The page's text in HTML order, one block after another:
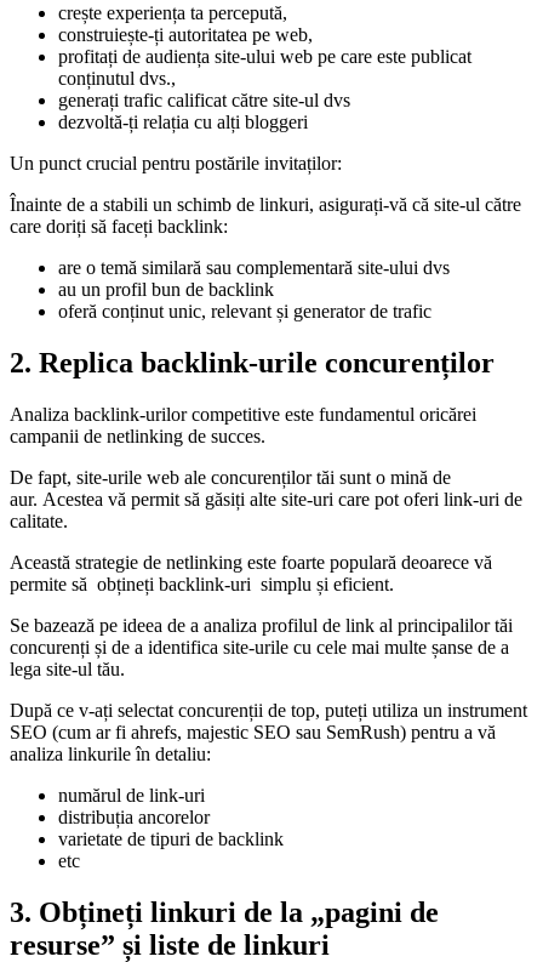
crește experiența ta percepută,
construiește-ți autoritatea pe web,
profitați de audiența site-ului web pe care este publicat
conținutul dvs.,
generați trafic calificat către site-ul dvs
dezvoltă-ți relația cu alți bloggeri
Un punct crucial pentru postările invitaților:
Înainte de a stabili un schimb de linkuri, asigurați-vă că site-ul către
care doriți să faceți backlink:
are o temă similară sau complementară site-ului dvs
au un profil bun de backlink
oferă conținut unic, relevant și generator de trafic
2. Replica backlink-urile concurenților
Analiza backlink-urilor competitive este fundamentul oricărei
campanii de netlinking de succes.
De fapt, site-urile web ale concurenților tăi sunt o mină de
aur. Acestea vă permit să găsiți alte site-uri care pot oferi link-uri de
calitate.
Această strategie de netlinking este foarte populară deoarece vă
permite să obțineți backlink-uri simplu și eficient.
Se bazează pe ideea de a analiza profilul de link al principalilor tăi
concurenți și de a identifica site-urile cu cele mai multe șanse de a
lega site-ul tău.
După ce v-ați selectat concurenții de top, puteți utiliza un instrument
SEO (cum ar fi ahrefs, majestic SEO sau SemRush) pentru a vă
analiza linkurile în detaliu:
numărul de link-uri
distribuția ancorelor
varietate de tipuri de backlink
etc
3. Obțineți linkuri de la „pagini de
resurse” și liste de linkuri